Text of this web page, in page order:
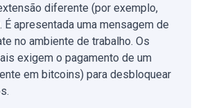
diferente (por exemplo,
É apresentada uma mensagem de
no ambiente de trabalho. Os
exigem o pagamento de um
em bitcoins) para desbloquear